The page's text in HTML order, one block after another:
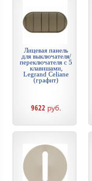
Лицевая панель
для выключателя/
переключателя с 5
клавишами,
Legrand Celiane
(графит)
9622 руб.